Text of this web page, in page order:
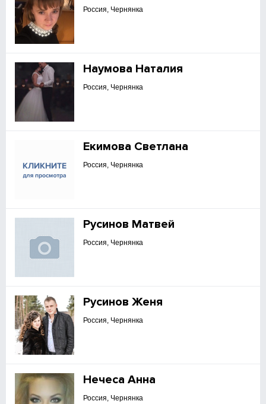
Россия, Чернянка
Наумова Наталия
Россия, Чернянка
Екимова Светлана
Россия, Чернянка
Русинов Матвей
Россия, Чернянка
Русинов Женя
Россия, Чернянка
Нечеса Анна
Россия, Чернянка